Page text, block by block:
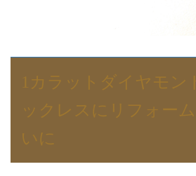
1カラットダイヤモン
ックレスにリフォー
いに